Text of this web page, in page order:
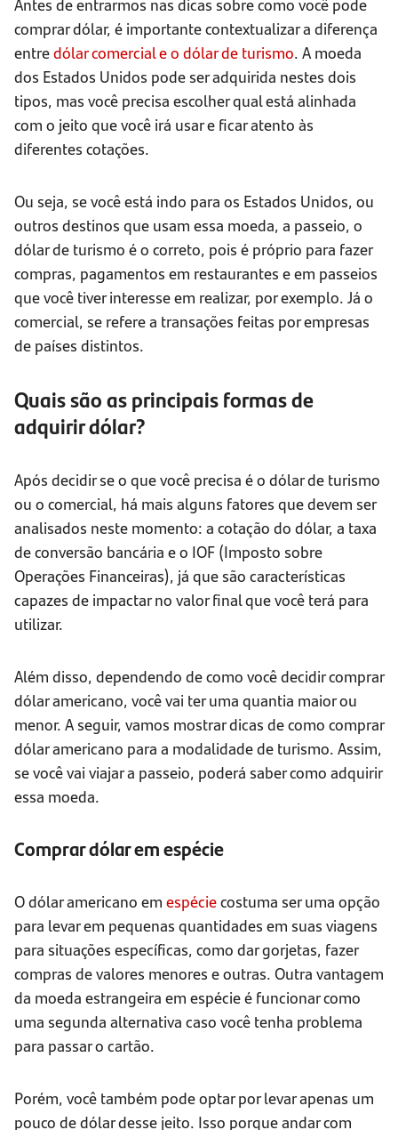
comprar dólar, é importante contextualizar a diferença
entredólar comercial e o dólar de turismo. A moeda
dos Estados Unidos pode ser adquirida nestes dois
tipos, mas você precisa escolher qual está alinhada
com o jeito que você irá usar e ficar atento às
diferentes cotações.
Ou seja, se você está indo para os Estados Unidos, ou
outros destinos que usam essa moeda, a passeio, o
dólar de turismo é o correto, pois é próprio para fazer
compras, pagamentos em restaurantes e em passeios
que você tiver interesse em realizar, por exemplo. Já o
comercial, se refere a transações feitas por empresas
de países distintos.
Quais são as principais formas de
adquirir dólar?
Após decidir se o que você precisa é o dólar de turismo
ou o comercial, há mais alguns fatores que devem ser
analisados neste momento: a cotação do dólar, a taxa
de conversão bancária e o IOF (Imposto sobre
Operações Financeiras), já que são características
capazes de impactar no valor final que você terá para
utilizar.
Além disso, dependendo de como você decidir comprar
dólar americano, você vai ter uma quantia maior ou
menor. A seguir, vamos mostrar dicas de como comprar
dólar americano para a modalidade de turismo. Assim,
se você vai viajar a passeio, poderá saber como adquirir
essa moeda.
Comprar dólar em espécie
O dólar americano em espéciecostuma ser uma opção
para levar em pequenas quantidades em suas viagens
para situações específicas, como dar gorjetas, fazer
compras de valores menores e outras. Outra vantagem
da moeda estrangeira em espécie é funcionar como
uma segunda alternativa caso você tenha problema
para passar o cartão.
Porém, você também pode optar por levar apenas um
pouco de dólar desse jeito. Isso porque andar com